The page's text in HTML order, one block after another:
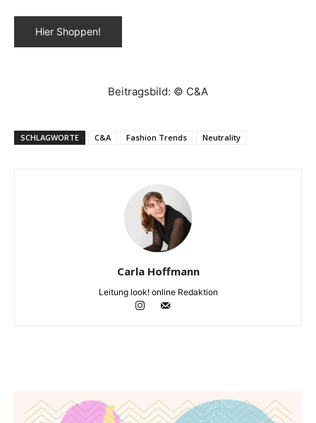
Hier Shoppen!
Beitragsbild: © C&A
SCHLAGWORTE C&A Fashion Trends Neutrality
Carla Hoffmann
Leitung look! online Redaktion